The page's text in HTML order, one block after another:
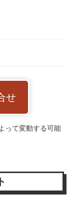
せ
って変動する可能